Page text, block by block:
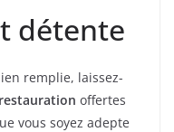
détente
remplie, laissez-
offertes
vous soyez adepte